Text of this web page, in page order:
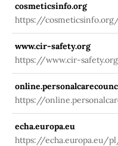
cosmeticsinfo.org
https://
www.cir-safety.org
https://www.cir-
https://
static/online/lists/cir-
echa.europa.eu
https://echa.europa.eu/